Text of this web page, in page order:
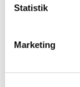
Statistik
Marketing
Gennem sit
erfaring med